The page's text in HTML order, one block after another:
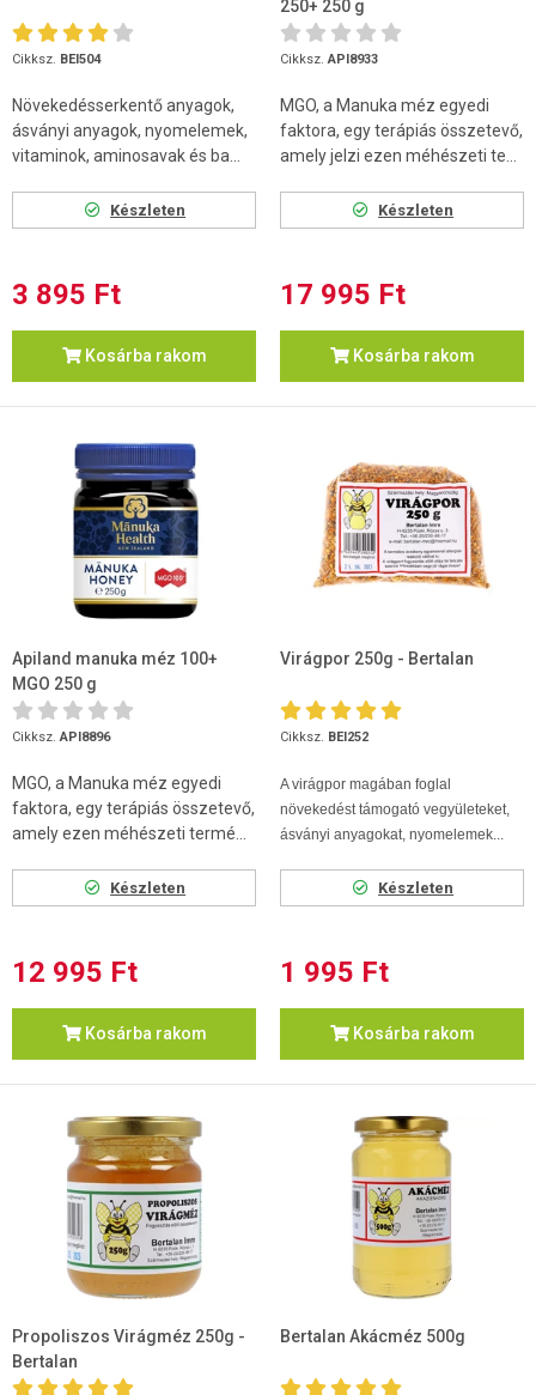
Cikksz. BEI504
Növekedésserkentő anyagok,
ásványi anyagok, nyomelemek,
vitaminok, aminosavak és ba...
Készleten
3 895 Ft
Kosárba rakom
250+ 250 g
Cikksz.API8933
MGO, a Manuka méz egyedi
faktora, egy terápiás összetevő,
amely jelzi ezen méhészeti te...
Készleten
17 995 Ft
Kosárba rakom
Apiland manuka méz 100+
MGO 250 g
Cikksz.API8896
MGO, a Manuka méz egyedi
faktora, egy terápiás összetevő,
amely ezen méhészeti termé...
Készleten
12 995 Ft
Kosárba rakom
Virágpor 250g - Bertalan
Cikksz. BEI252
A virágpor magában foglal
növekedést támogató vegyületeket,
ásványi anyagokat, nyomelemek...
Készleten
1 995 Ft
Kosárba rakom
Propoliszos Virágméz 250g -
Bertalan
Bertalan Akácméz 500g